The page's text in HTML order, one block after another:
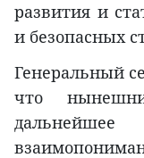
развития и
и безопасных
Генеральный
что